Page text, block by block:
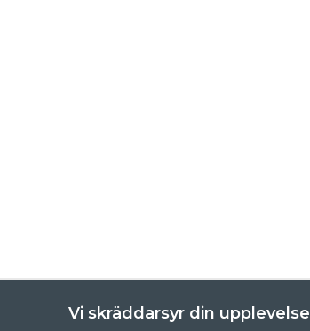
Vi skräddarsyr din upplevelse